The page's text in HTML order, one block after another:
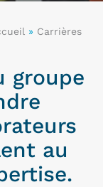
» Carrières
groupe
au